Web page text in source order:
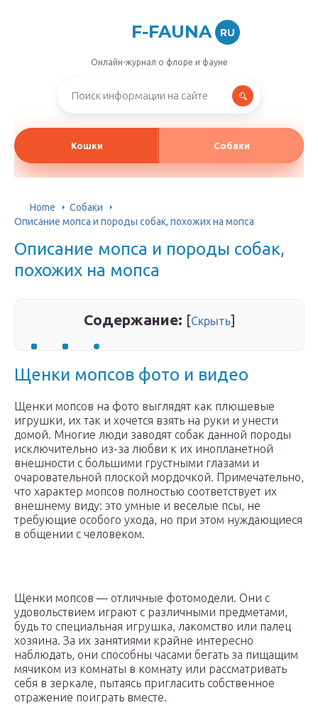
F-FAUNA RU
Онлайн-журнал о флоре и фауне
Кошки Собаки
Home
Собаки
Описание мопса и породы собак, похожих на мопса
Описание мопса и породы собак,
похожих на мопса
Содержание: [Скрыть]
Щенки мопсов фото и видео
Щенки мопсов на фото выглядят как плюшевые
игрушки, их так и хочется взять на руки и унести
домой. Многие люди заводят собак данной породы
исключительно из-за любви к их инопланетной
внешности с большими грустными глазами и
очаровательной плоской мордочкой. Примечательно,
что характер мопсов полностью соответствует их
внешнему виду: это умные и веселые псы, не
требующие особого ухода, но при этом нуждающиеся
в общении с человеком.
Щенки мопсов — отличные фотомодели. Они с
удовольствием играют с различными предметами,
будь то специальная игрушка, лакомство или палец
хозяина. За их занятиями крайне интересно
наблюдать, они способны часами бегать за пищащим
мячиком из комнаты в комнату или рассматривать
себя в зеркале, пытаясь пригласить собственное
отражение поиграть вместе.